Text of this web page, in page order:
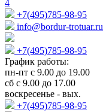
4
+7(495)785-98-95
info@bordur-trotuar.ru
+7(495)785-98-95
График работы:
пн-пт с 9.00 до 19.00
сб с 9.00 до 17.00
воскресенье - вых.
+7(495)785-98-95